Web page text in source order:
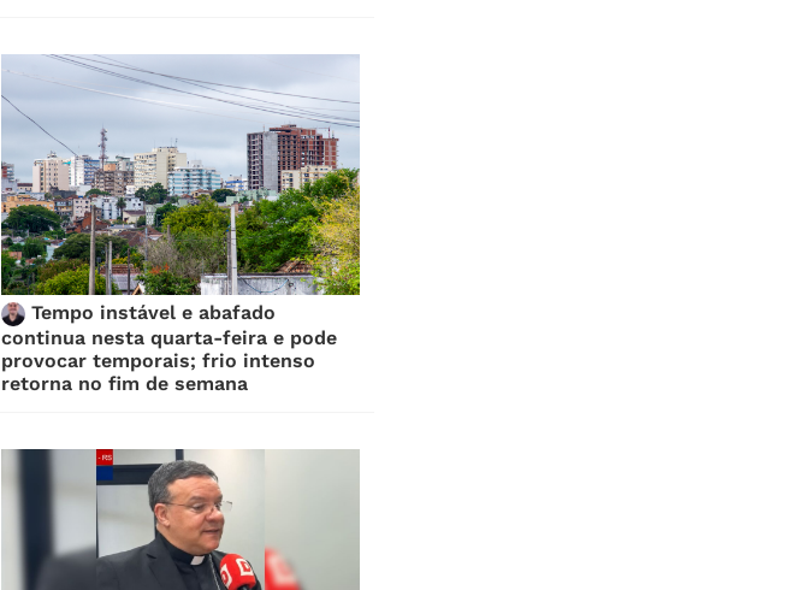
Tempo instável e abafado
continua nesta quarta-feira e pode
provocar temporais; frio intenso
retorna no fim de semana